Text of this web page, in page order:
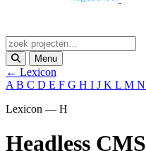
Menu
← Lexicon
A B C D E F G H I J K L M N
Lexicon — H
Headless CMS